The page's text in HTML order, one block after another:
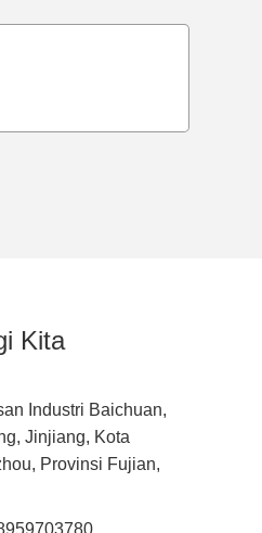
Kita
Industri Baichuan,
Jinjiang, Kota
Provinsi Fujian,